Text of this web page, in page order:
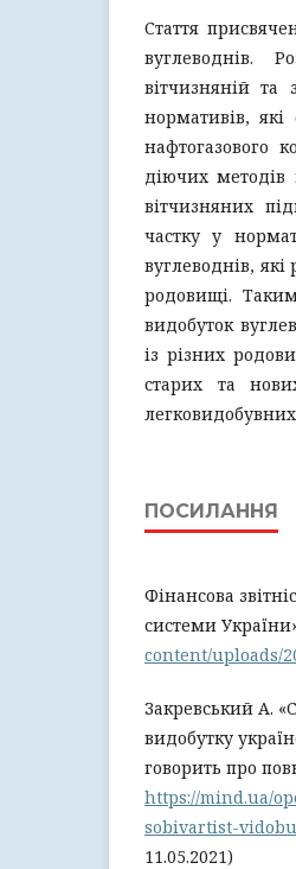
Стаття
вуглеводнів.
вітчизняній та
нормативів,
нафтогазового
діючих методів
вітчизняних
частку у
вуглеводнів,
родовищі.
видобуток
із різних
старих та
ПОСИЛАННЯ
Фінансова
системи
content/uploads/
Закревський А.
видобутку
говорить про
https://mind.ua/
sobivartist-
11.05.2021)